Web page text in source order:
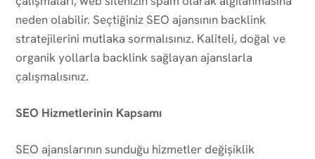
neden olabilir. Seçtiğiniz SEO ajansının backlink
stratejilerini mutlaka sormalısınız. Kaliteli, doğal ve
organik yollarla backlink sağlayan ajanslarla
çalışmalısınız.
SEO Hizmetlerinin Kapsamı
SEO ajanslarının sunduğu hizmetler değişiklik